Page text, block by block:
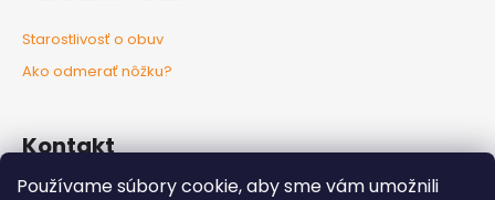
Používame súbory cookie, aby sme vám umožnili
Starostlivosť o obuv
Ako odmerať nôžku?
Kontakt
info@nozkaobujsa.sk